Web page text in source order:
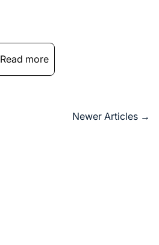
Read more
Newer Articles →